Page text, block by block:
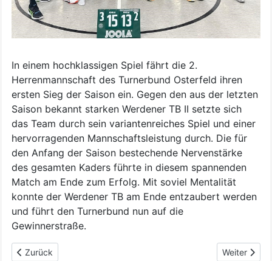
In einem hochklassigen Spiel fährt die 2.
Herrenmannschaft des Turnerbund Osterfeld ihren
ersten Sieg der Saison ein. Gegen den aus der letzten
Saison bekannt starken Werdener TB II setzte sich
das Team durch sein variantenreiches Spiel und einer
hervorragenden Mannschaftsleistung durch. Die für
den Anfang der Saison bestechende Nervenstärke
des gesamten Kaders führte in diesem spannenden
Match am Ende zum Erfolg. Mit soviel Mentalität
konnte der Werdener TB am Ende entzaubert werden
und führt den Turnerbund nun auf die
Gewinnerstraße.
Vorheriger Beitrag: Dominanz im letzten Satz
Zurück Nächster
Weiter